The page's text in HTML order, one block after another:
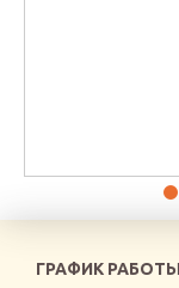
ГРАФИК РАБОТЫ